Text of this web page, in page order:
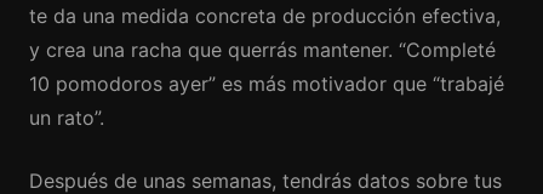
te da una medida concreta de producción efectiva,
y crea una racha que querrás mantener. “Completé
10 pomodoros ayer” es más motivador que “trabajé
un rato”.
Después de unas semanas, tendrás datos sobre tus